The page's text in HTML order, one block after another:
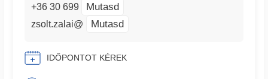
+36 30 699 Mutasd
zsolt.zalai@ Mutasd
IDŐPONTOT KÉREK